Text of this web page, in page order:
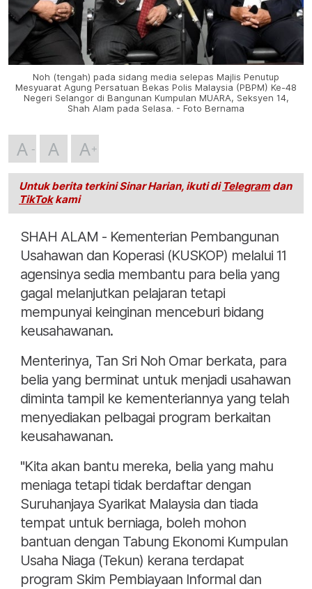
Noh (tengah) pada sidang media selepas Majlis Penutup
Mesyuarat Agung Persatuan Bekas Polis Malaysia (PBPM) Ke-48
Negeri Selangor di Bangunan Kumpulan MUARA, Seksyen 14,
Shah Alam pada Selasa. - Foto Bernama
A A A
Untuk berita terkini Sinar Harian, ikuti di Telegramdan
TikTokkami
SHAH ALAM - Kementerian Pembangunan
Usahawan dan Koperasi (KUSKOP) melalui 11
agensinya sedia membantu para belia yang
gagal melanjutkan pelajaran tetapi
mempunyai keinginan menceburi bidang
keusahawanan.
Menterinya, Tan Sri Noh Omar berkata, para
belia yang berminat untuk menjadi usahawan
diminta tampil ke kementeriannya yang telah
menyediakan pelbagai program berkaitan
keusahawanan.
"Kita akan bantu mereka, belia yang mahu
meniaga tetapi tidak berdaftar dengan
Suruhanjaya Syarikat Malaysia dan tiada
tempat untuk berniaga, boleh mohon
bantuan dengan Tabung Ekonomi Kumpulan
Usaha Niaga (Tekun) kerana terdapat
program Skim Pembiayaan Informal dan